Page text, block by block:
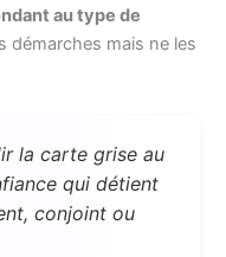
au type de
démarches mais ne les
la carte grise au
qui détient
conjoint ou